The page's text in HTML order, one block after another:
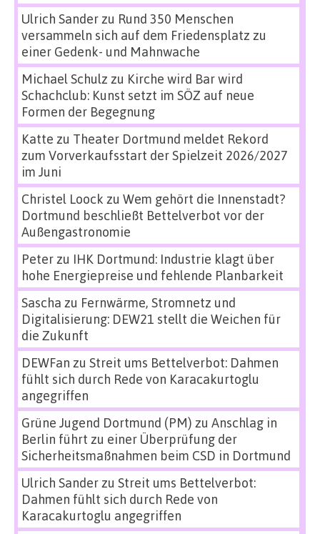
Ulrich Sanderzu Rund 350 Menschen
versammeln sich auf dem Friedensplatz zu
einer Gedenk- und Mahnwache
Michael Schulz zu Kirche wird Bar wird
Schachclub: Kunst setzt im SÖZ auf neue
Formen der Begegnung
Katte zu Theater Dortmund meldet Rekord
zum Vorverkaufsstart der Spielzeit 2026/2027
im Juni
Christel Loock zu Wem gehört die Innenstadt?
Dortmund beschließt Bettelverbot vor der
Außengastronomie
Peterzu IHK Dortmund: Industrie klagt über
hohe Energiepreise und fehlende Planbarkeit
Sascha zu Fernwärme, Stromnetz und
Digitalisierung: DEW21 stellt die Weichen für
die Zukunft
DEWFan zu Streit ums Bettelverbot: Dahmen
fühlt sich durch Rede von Karacakurtoglu
angegriffen
Grüne Jugend Dortmund (PM) zu Anschlag in
Berlin führt zu einer Überprüfung der
Sicherheitsmaßnahmen beim CSD in Dortmund
Ulrich Sanderzu Streit ums Bettelverbot:
Dahmen fühlt sich durch Rede von
Karacakurtoglu angegriffen